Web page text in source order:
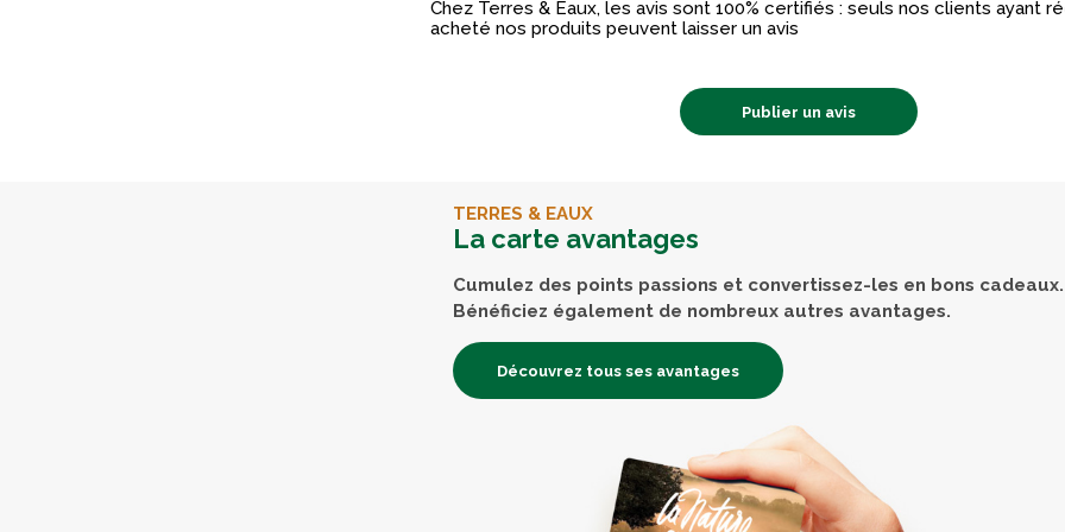
Chez Terres & Eaux, les avis sont 100% certifiés : seuls nos clients ayant
acheté nos produits peuvent laisser un avis
Publier un avis
TERRES & EAUX
La carte avantages
Cumulez des points passions et convertissez-les en bons cadeaux.
Bénéficiez également de nombreux autres avantages.
Découvrez tous ses avantages